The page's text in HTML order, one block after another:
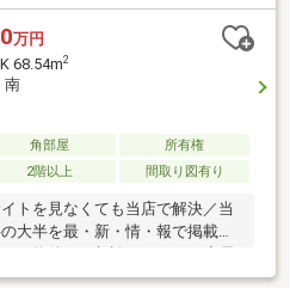
万円
68.54m2
南
角部屋
所有権
2階以上 間取り図有り
トを見なくても当店で解決／当
大半を最・新・情・報で掲載！
なる物件もご相談ください。◆長
中学校◆オートロック◆都市ガス